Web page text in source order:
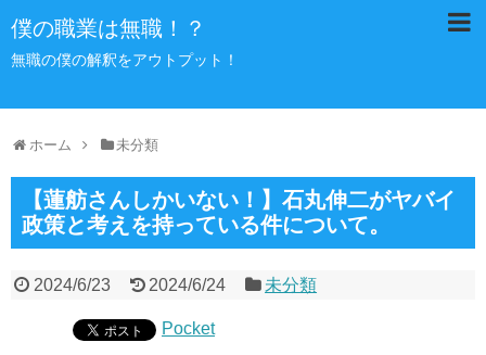
僕の職業は無職！？
無職の僕の解釈をアウトプット！
ホーム 未分類
【蓮舫さんしかいない！】石丸伸二がヤバイ
政策と考えを持っている件について。
2024/6/23 2024/6/24 未分類
Pocket